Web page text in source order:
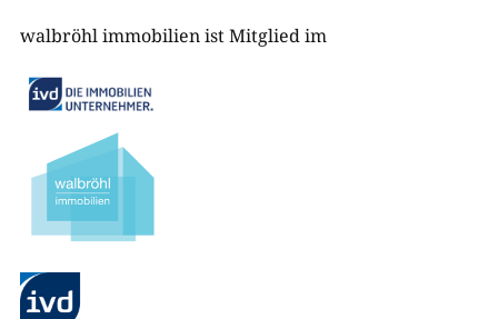
walbröhl immobilien ist Mitglied im